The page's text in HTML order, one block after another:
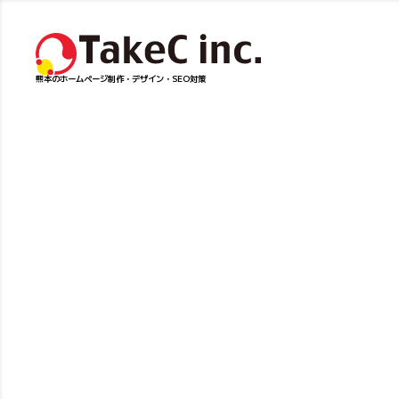
熊本のホームページ制作・デザイン・SEO対策